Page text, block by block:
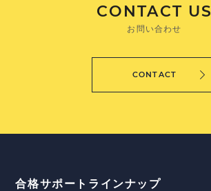
CONTACT US
お問い合わせ
CONTACT
合格サポートラインナップ